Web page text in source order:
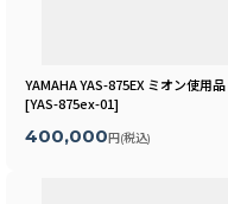
YAMAHA YAS-875EX ミオン使用品
[YAS-875ex-01]
400,000円(税込)